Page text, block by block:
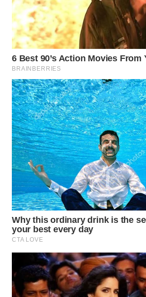
WN
BINTAN
WN
MANDALIKA
WN
LIKUPANG
WN
LABUANBAJO
WN
BORNEO
Wahana
Media
Group
WAHANA
NEWS
WAHANA
TANI